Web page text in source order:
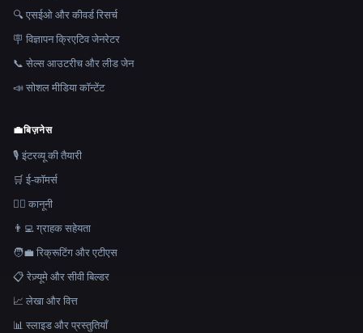
🔍 एसईओ और कीवर्ड रिसर्च
🪧 विज्ञापन क्रिएटिव जेनरेटर
📞 सेल्स आउटरीच और लीड जेन
📣 सोशल मीडिया कॉन्टेंट
💼बिज़नेस
🎙️ इंटरव्यू की तैयारी
🛒 ई-कॉमर्स
👩‍⚖️ कानूनी
👨‍💻 ग्राहक सहेयता
🧑‍💼 रिक्रूटिंग और एटीएस
📋 रेज़्यूमे और सीवी बिल्डर
📈 लेखा और वित्त
📊 स्लाइड और प्रस्तुतियाँ